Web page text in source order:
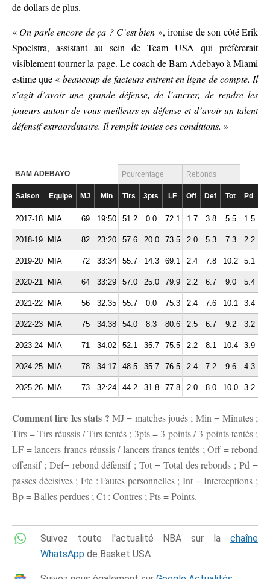
de dollars de plus.
« On parle encore de ça ? C’est bien », ironise de son côté Erik
Spoelstra, assistant au sein de Team USA qui préfèrerait
visiblement tourner la page. Le coach de Bam Adebayo à Miami
estime que « beaucoup de facteurs entrent en ligne de compte. Il
s’agit d’avoir une grande défense, de l’ancrer, de rendre les
joueurs autour de vous meilleurs en défense et d’avoir un talent
défensif extraordinaire. Il remplit toutes ces conditions. »
BAM ADEBAYO Pourcentage Rebonds
Saison Equipe MJ Min Tirs 3pts LF Off Def Tot Pd
2017-18 MIA 69 19:50 51.2 0.0 72.1 1.7 3.8 5.5 1.5
2018-19 MIA 82 23:20 57.6 20.0 73.5 2.0 5.3 7.3 2.2
2019-20 MIA 72 33:34 55.7 14.3 69.1 2.4 7.8 10.2 5.1
2020-21 MIA 64 33:29 57.0 25.0 79.9 2.2 6.7 9.0 5.4
2021-22 MIA 56 32:35 55.7 0.0 75.3 2.4 7.6 10.1 3.4
2022-23 MIA 75 34:38 54.0 8.3 80.6 2.5 6.7 9.2 3.2
2023-24 MIA 71 34:02 52.1 35.7 75.5 2.2 8.1 10.4 3.9
2024-25 MIA 78 34:17 48.5 35.7 76.5 2.4 7.2 9.6 4.3
2025-26 MIA 73 32:24 44.2 31.8 77.8 2.0 8.0 10.0 3.2
Comment lire les stats ? MJ = matches joués ; Min = Minutes ;
Tirs = Tirs réussis / Tirs tentés ; 3pts = 3-points / 3-points tentés ;
LF = lancers-francs réussis / lancers-francs tentés ; Off = rebond
offensif ; Def= rebond défensif ; Tot = Total des rebonds ; Pd =
passes décisives ; Fte : Fautes personnelles ; Int = Interceptions ;
Bp = Balles perdues ; Ct : Contres ; Pts = Points.
Suivez toute l'actualité NBA sur la chaîne
WhatsApp de Basket USA